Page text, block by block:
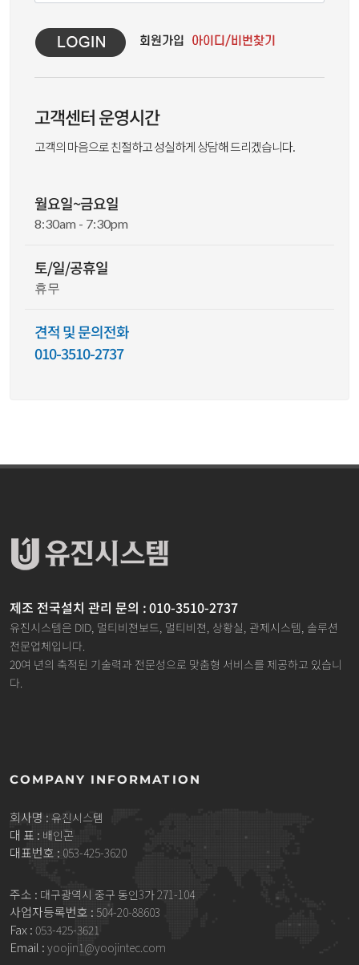
고객센터 운영시간
고객의 마음으로 친절하고 성실하게 상담해 드리겠습니다.
월요일~금요일
8:30am - 7:30pm
토/일/공휴일
휴무
견적 및 문의전화
010-3510-2737
제조 전국설치 관리 문의 : 010-3510-2737
유진시스템은 DID, 멀티비젼보드, 멀티비젼, 상황실, 관제시스템, 솔루션
전문업체입니다.
20여 년의 축적된 기술력과 전문성으로 맞춤형 서비스를 제공하고 있습니
다.
COMPANY INFORMATION
회사명 : 유진시스템
대 표 : 배인곤
대표번호 : 053-425-3620
주소 : 대구광역시 중구 동인3가 271-104
사업자등록번호 : 504-20-88603
Fax : 053-425-3621
Email : yoojin1@yoojintec.com